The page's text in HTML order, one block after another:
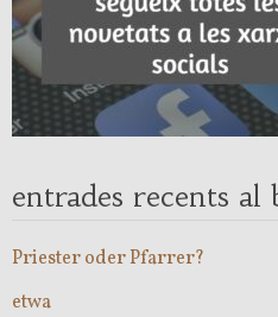
entrades recents al
Priester oder Pfarrer?
etwa